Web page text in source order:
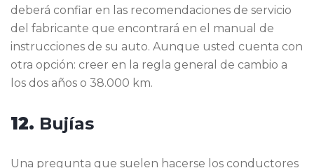
deberá confiar en las recomendaciones de servicio
del fabricante que encontrará en el manual de
instrucciones de su auto. Aunque usted cuenta con
otra opción: creer en la regla general de cambio a
los dos años o 38.000 km.
12. Bujías
Una pregunta que suelen hacerse los conductores